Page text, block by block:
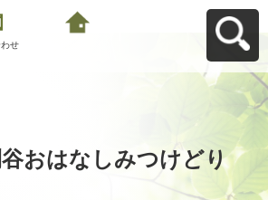
せ
谷おはなしみつけどり